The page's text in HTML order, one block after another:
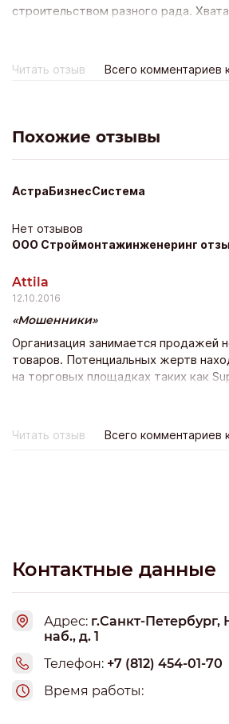
строительством разного рада.
не только клиентов но и
не выполняют обязательства по
уже немало заявлений в полицию и
Читать отзыв Всего комментариев
Похожие отзывы
АстраБизнесСистема
Нет отзывов
ООО Строймонтажинженеринг
Attila
12.10.2016
Мошенники
Организация занимается продажей
товаров. Потенциальных жертв
на торговых площадках таких как
15 аналогичных фирм: авто-м,
ковка, лазурит авто, логистик
реклана, рус-прод-торг, строй
Читать отзыв Всего комментариев
Контактные данные
Адрес: г.Санкт-Петербург,
наб., д. 1
Телефон: +7 (812) 454-01-70
Время работы: